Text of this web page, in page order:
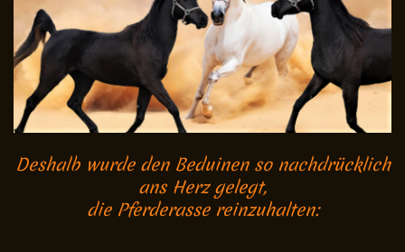
Deshalb wurde den Beduinen so nachdrücklich
ans Herz gelegt,
die Pferderasse reinzuhalten: